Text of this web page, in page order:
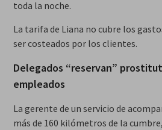
toda la noche.
La tarifa de Liana no cubre los
ser costeados por los clientes.
Delegados “reservan”
empleados
La gerente de un servicio de
más de 160 kilómetros de la